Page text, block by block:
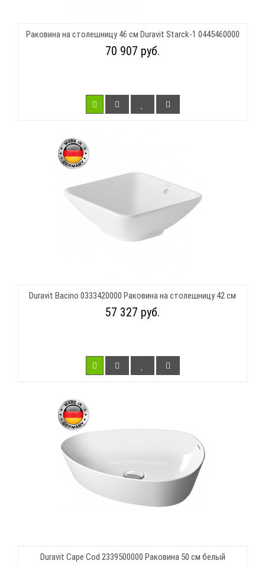
Раковина на столешницу 46 см Duravit Starck-1 0445460000
70 907 руб.
Duravit Bacino 0333420000 Раковина на столешницу 42 см
57 327 руб.
Duravit Cape Cod 2339500000 Раковина 50 см белый